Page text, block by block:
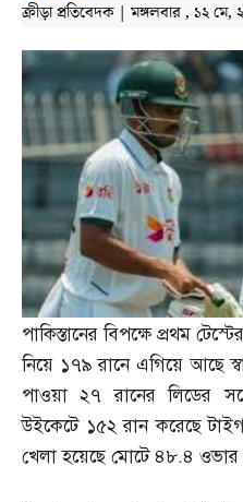
ক্রীড়া প্রতিবেদক | মঙ্গলবার , ১২ মে,
পাকিস্তানের বিপক্ষে প্রথম
নিয়ে ১৭৯ রানে এগিয়ে আছে
পাওয়া ২৭ রানের লিডের
উইকেটে ১৫২ রান করেছে
খেলা হয়েছে মোটে ৪৮.৪ ওভার।